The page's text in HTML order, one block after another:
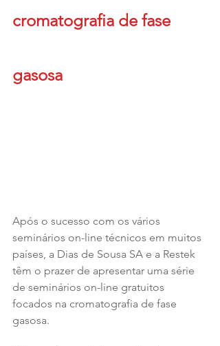
cromatografia de fase
gasosa
Após o sucesso com os vários
seminários on-line técnicos em muitos
países, a Dias de Sousa SA e a Restek
têm o prazer de apresentar uma série
de seminários on-line gratuitos
focados na cromatografia de fase
gasosa.